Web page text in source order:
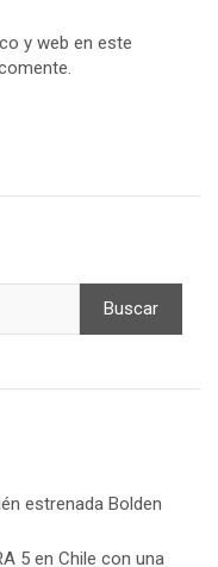
y web en este
Buscar
estrenada Bolden
5 en Chile con una